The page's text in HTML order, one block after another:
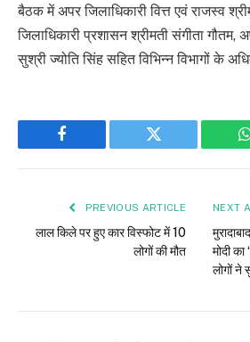
बैठक में अपर जिलाधिकारी वित्त एवं राजस्व
जिलाधिकारी प्रशासन श्रीमती संगीता गौतम,
सुश्री ज्योति सिंह सहित विभिन्न विभागों के
Facebook Twitter
PREVIOUS ARTICLE
लाल किले पर हुए कार विस्फोट में 10
लोगों की मौत
NEXT
मोदी का
लोगों ने